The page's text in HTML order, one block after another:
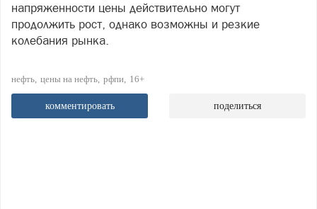
напряженности цены действительно могут
продолжить рост, однако возможны и резкие
колебания рынка.
нефть цены на нефть рфпи 16+
комментировать поделиться